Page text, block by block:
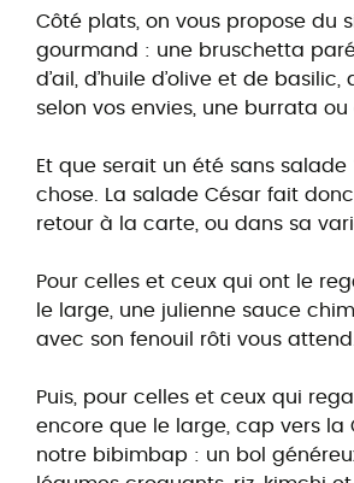
Côté plats, on vous propose du
gourmand : une bruschetta
d’ail, d’huile d’olive et de basilic,
selon vos envies, une burrata
Et que serait un été sans
chose. La salade César fait
retour à la carte, ou dans sa
Pour celles et ceux qui ont le
le large, une julienne sauce
avec son fenouil rôti vous attend.
Puis, pour celles et ceux qui
encore que le large, cap vers la
notre bibimbap : un bol